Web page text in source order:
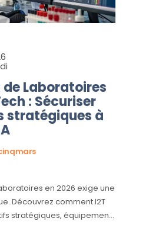
Laboratoires
: Sécuriser
stratégiques à
en 2026 exige une
Découvrez comment I2T
stratégiques, équipements